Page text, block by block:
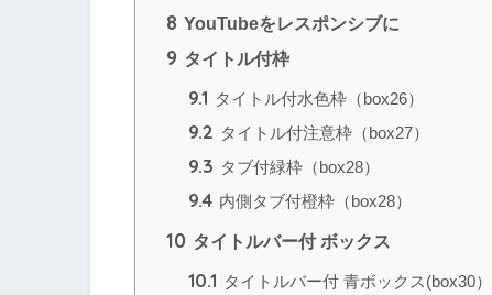
8 YouTubeをレスポンシブに
9 タイトル付枠
9.1 タイトル付水色枠（box26）
9.2 タイトル付注意枠（box27）
9.3 タブ付緑枠（box28）
9.4 内側タブ付橙枠（box28）
10 タイトルバー付 ボックス
10.1 タイトルバー付 青ボックス(box30）